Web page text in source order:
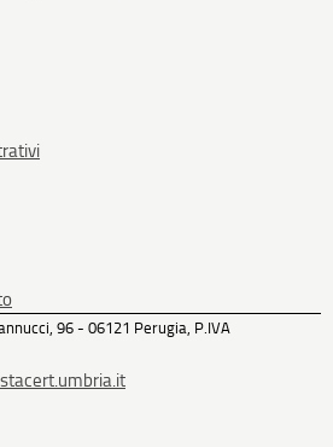
96 - 06121 Perugia, P.IVA